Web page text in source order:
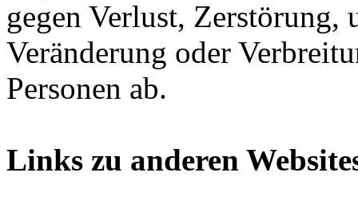
gegen Verlust,
Veränderung oder
Personen ab.
Links zu anderen